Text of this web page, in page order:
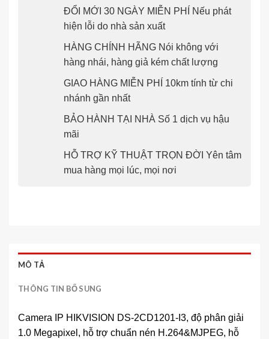
ĐỔI MỚI 30 NGÀY MIỄN PHÍ Nếu phát
hiện lỗi do nhà sản xuất
HÀNG CHÍNH HÃNG Nói không với
hàng nhái, hàng giả kém chất lượng
GIAO HÀNG MIỄN PHÍ 10km tính từ chi
nhánh gần nhất
BẢO HÀNH TẠI NHÀ Số 1 dịch vụ hậu
mãi
HỖ TRỢ KỸ THUẬT TRỌN ĐỜI Yên tâm
mua hàng mọi lúc, mọi nơi
MÔ TẢ
THÔNG TIN BỔ SUNG
Camera IP HIKVISION DS-2CD1201-I3, độ phân giải
1.0 Megapixel, hỗ trợ chuẩn nén H.264&MJPEG, hỗ